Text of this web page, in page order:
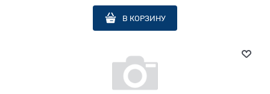
В КОРЗИНУ